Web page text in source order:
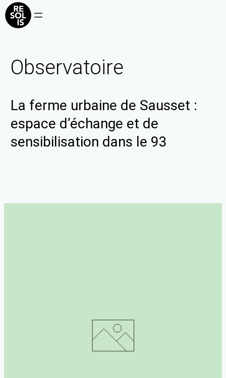
Observatoire
La ferme urbaine de Sausset :
espace d’échange et de
sensibilisation dans le 93